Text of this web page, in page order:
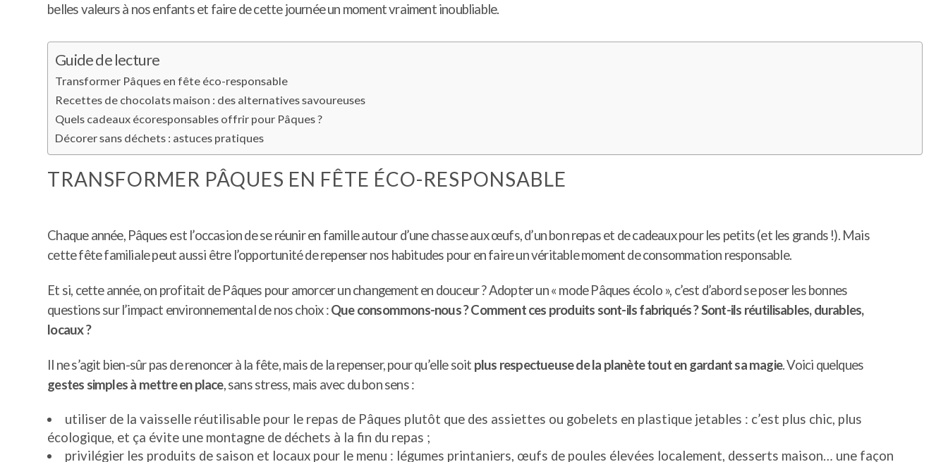
belles valeurs à nos enfants et faire de cette journée un moment vraiment inoubliable.
Guide de lecture
Transformer Pâques en fête éco-responsable
Recettes de chocolats maison : des alternatives savoureuses
Quels cadeaux écoresponsables offrir pour Pâques ?
Décorer sans déchets : astuces pratiques
TRANSFORMER PÂQUES EN FÊTE ÉCO-RESPONSABLE
Chaque année, Pâques est l’occasion de se réunir en famille autour d’une chasse aux œufs, d’un bon repas et de cadeaux pour les petits (et les grands !). Mais
cette fête familiale peut aussi être l’opportunité de repenser nos habitudes pour en faire un véritable moment de consommation responsable.
Et si, cette année, on profitait de Pâques pour amorcer un changement en douceur ? Adopter un « mode Pâques écolo », c’est d’abord se poser les bonnes
questions sur l’impact environnemental de nos choix :Que consommons-nous ? Comment ces produits sont-ils fabriqués ? Sont-ils réutilisables, durables,
locaux ?
Il ne s’agit bien-sûr pas de renoncer à la fête, mais de la repenser, pour qu’elle soit plus respectueuse de la planète tout en gardant sa magie. Voici quelques
gestes simples à mettre en place, sans stress, mais avec du bon sens :
utiliser de la vaisselle réutilisable pour le repas de Pâques plutôt que des assiettes ou gobelets en plastique jetables : c’est plus chic, plus
écologique, et ça évite une montagne de déchets à la fin du repas ;
privilégier les produits de saison et locaux pour le menu : légumes printaniers, œufs de poules élevées localement, desserts maison… une façon